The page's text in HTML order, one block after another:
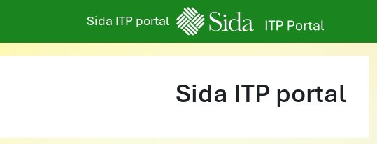
Sida ITP portal
Sida ITP portal